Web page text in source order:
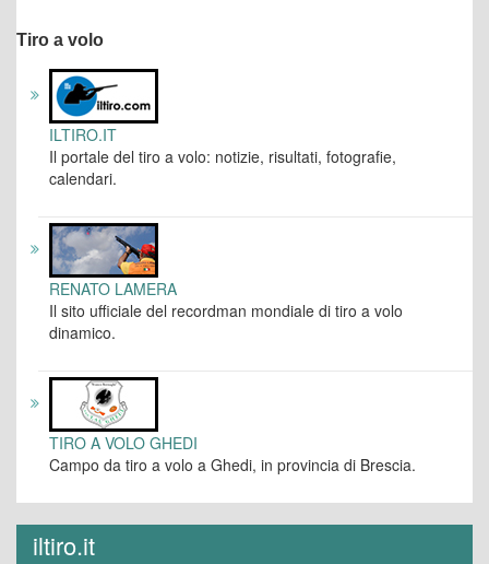
Tiro a volo
ILTIRO.IT
Il portale del tiro a volo: notizie, risultati, fotografie,
calendari.
RENATO LAMERA
Il sito ufficiale del recordman mondiale di tiro a volo
dinamico.
TIRO A VOLO GHEDI
Campo da tiro a volo a Ghedi, in provincia di Brescia.
iltiro.it